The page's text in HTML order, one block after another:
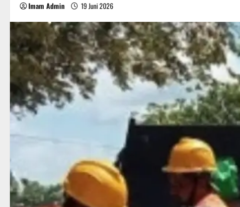
Imam Admin 19 Juni 2026